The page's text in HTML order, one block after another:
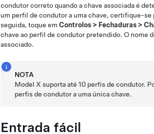
condutor correto quando a chave associada é
um perfil de condutor a uma chave, certifique-
seguida, toque em Controlos > Fechaduras >
chave ao perfil de condutor pretendido. O nome
associado.
NOTA
Model X suporta até 10 perfis de condutor.
perfis de condutor a uma única chave.
Entrada fácil